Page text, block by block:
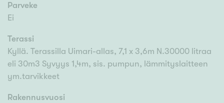
Parveke
Ei
Terassi
Kyllä. Terassilla Uimari-allas, 7,1 x 3,6m N.30000 litraa
eli 30m3 Syvyys 1,4m, sis. pumpun, lämmityslaitteen
ym.tarvikkeet
Rakennusvuosi